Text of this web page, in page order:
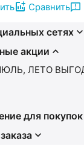
Сравнить
сетях
акции
ЛЕТО
для покупок